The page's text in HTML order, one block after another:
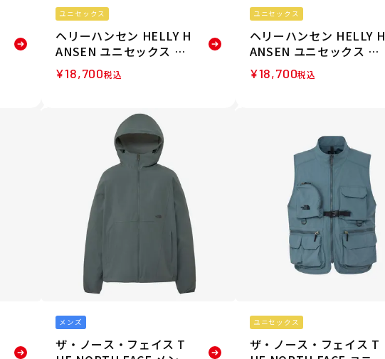
ユニセックス
ヘリーハンセン HELLY H
ANSEN ユニセックス ル
スターストレッチウィン
ドジャケット HH12590-
¥18,700税込
ユニセックス
ヘリーハンセン HELLY H
ANSEN ユニセックス ル
スターストレッチウィン
ドジャケット HH12590-
¥18,700税込
メンズ
ザ・ノース・フェイス T
ユニセックス
ザ・ノース・フェイス T